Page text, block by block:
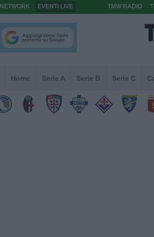
NETWORK EVENTI LIVE TMW RADIO
Home Serie A Serie B Serie C